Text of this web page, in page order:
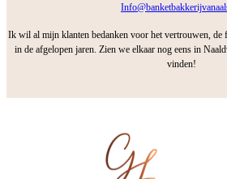
Ik wil al mijn klanten bedanken voor het vertrouwen, de
in de afgelopen jaren. Zien we elkaar nog eens in
vinden!